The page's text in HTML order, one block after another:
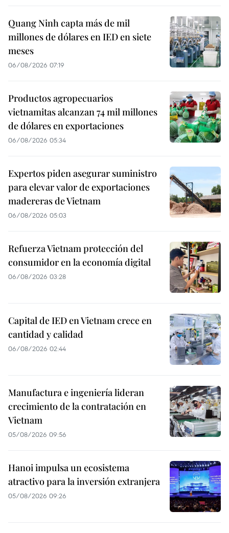
Quang Ninh capta más de mil
millones de dólares en IED en siete
meses
06/08/2026 07:19
Productos agropecuarios
vietnamitas alcanzan 74 mil millones
de dólares en exportaciones
06/08/2026 05:34
Expertos piden asegurar suministro
para elevar valor de exportaciones
madereras de Vietnam
06/08/2026 05:03
Refuerza Vietnam protección del
consumidor en la economía digital
06/08/2026 03:28
Capital de IED en Vietnam crece en
cantidad y calidad
06/08/2026 02:44
Manufactura e ingeniería lideran
crecimiento de la contratación en
Vietnam
05/08/2026 09:56
Hanoi impulsa un ecosistema
atractivo para la inversión extranjera
05/08/2026 09:26